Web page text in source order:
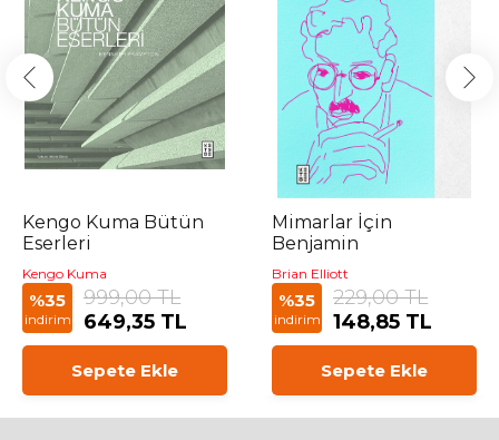
Kengo Kuma Bütün
Eserleri
Kengo Kuma
%35
indirim
999,00 TL
649,35 TL
Sepete Ekle
Mimarlar İçin
Benjamin
Brian Elliott
%35
indirim
229,00 TL
148,85 TL
Sepete Ekle